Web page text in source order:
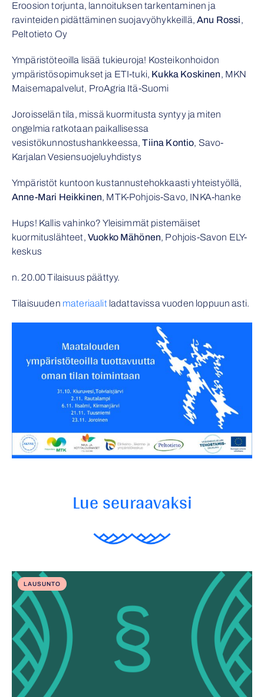
Eroosion torjunta, lannoituksen tarkentaminen ja
ravinteiden pidättäminen suojavyöhykkeillä,Anu Rossi,
Peltotieto Oy
Ympäristöteoilla lisää tukieuroja! Kosteikonhoidon
ympäristösopimukset ja ETI-tuki, Kukka Koskinen, MKN
Maisemapalvelut, ProAgria Itä-Suomi
Joroisselän tila, missä kuormitusta syntyy ja miten
ongelmia ratkotaan paikallisessa
vesistökunnostushankkeessa,Tiina Kontio, Savo-
Karjalan Vesiensuojeluyhdistys
Ympäristöt kuntoon kustannustehokkaasti yhteistyöllä,
Anne-Mari Heikkinen, MTK-Pohjois-Savo, INKA-hanke
Hups! Kallis vahinko? Yleisimmät pistemäiset
kuormituslähteet, Vuokko Mähönen, Pohjois-Savon ELY-
keskus
n. 20.00 Tilaisuus päättyy.
Tilaisuuden materiaalit ladattavissa vuoden loppuun asti.
Lue seuraavaksi
LAUSUNTO